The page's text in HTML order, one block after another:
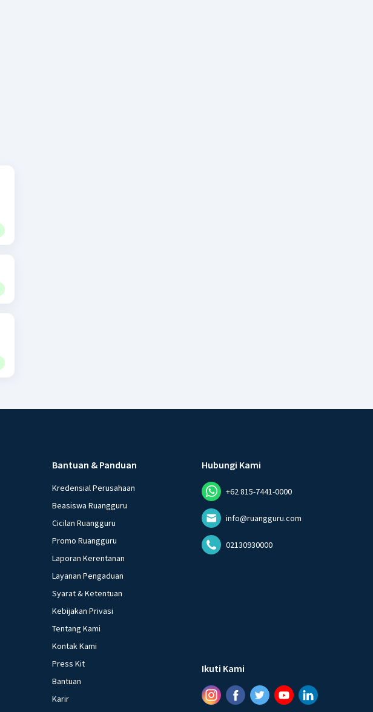
Bantuan & Panduan
Kredensial Perusahaan
Beasiswa Ruangguru
Cicilan Ruangguru
Promo Ruangguru
Laporan Kerentanan
Layanan Pengaduan
Syarat & Ketentuan
Kebijakan Privasi
Tentang Kami
Kontak Kami
Press Kit
Bantuan
Karir
Hubungi Kami
+62 815-7441-0000
info@ruangguru.com
02130930000
Ikuti Kami